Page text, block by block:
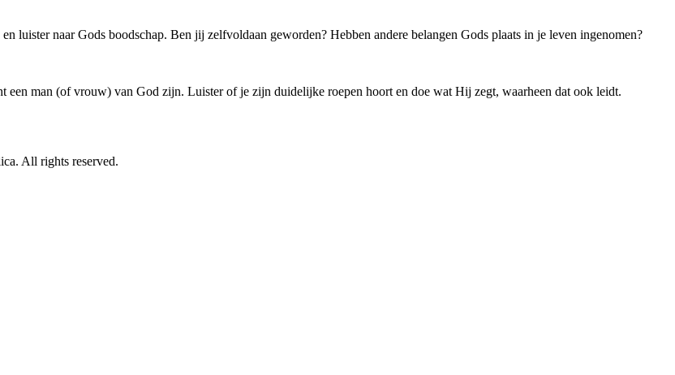
luister naar Gods boodschap. Ben jij zelfvoldaan geworden? Hebben andere belangen Gods plaats in je leven ingenomen?
man (of vrouw) van God zijn. Luister of je zijn duidelijke roepen hoort en doe wat Hij zegt, waarheen dat ook leidt.
All rights reserved.